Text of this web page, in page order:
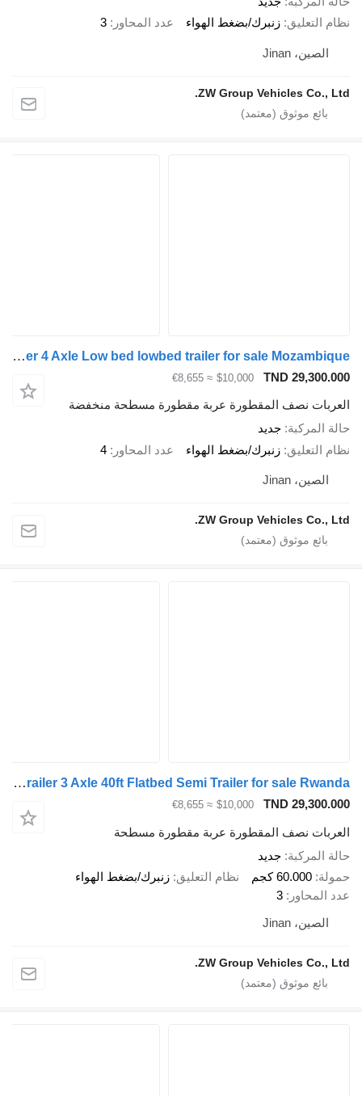
التعليق زنبرك/بضغط الهواء عدد المحاور 3
الصين، Jinan
ZW Group Vehicles
ZW-Trailer 4 Axle Low bed lowbed trailer for sale Mozambique
TND
$10,000
≈ €8,655
نصف المقطورة عربة مقطورة مسطحة منخفضة
جديد
التعليق زنبرك/بضغط الهواء عدد المحاور 4
الصين، Jinan
ZW Group Vehicles
ZW-Trailer 3 Axle 40ft Flatbed Semi Trailer for sale Rwanda
TND
$10,000
≈ €8,655
نصف المقطورة عربة مقطورة مسطحة
جديد
60.000 كجم نظام التعليق زنبرك/بضغط الهواء
3
الصين، Jinan
ZW Group Vehicles